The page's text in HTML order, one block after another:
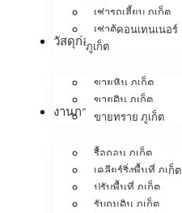
เช่ารถเฮี้ยบ ภูเก็ต
เช่าตู้คอนเทนเนอร์
ภูเก็ต
วัสดุก่อสร้าง
ขายหิน ภูเก็ต
ขายดิน ภูเก็ต
ขายทราย ภูเก็ต
งานภาคสนาม
รื้อถอน ภูเก็ต
เคลียร์ริ่งพื้นที่ ภูเก็ต
ปรับพื้นที่ ภูเก็ต
รับถมดิน ภูเก็ต